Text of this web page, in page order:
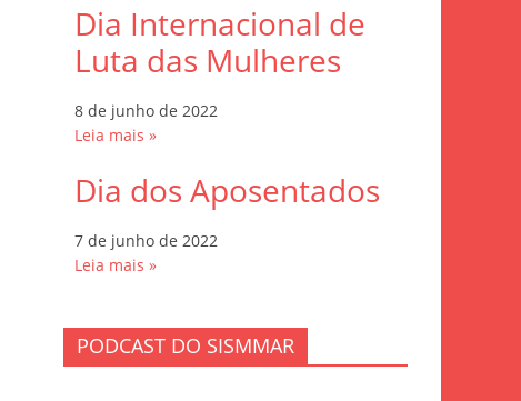
Dia Internacional de
Luta das Mulheres
8 de junho de 2022
Leia mais »
Dia dos Aposentados
7 de junho de 2022
Leia mais »
PODCAST DO SISMMAR